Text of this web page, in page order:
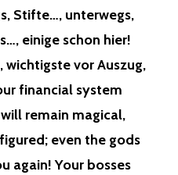
Stifte…, unterwegs,
einige schon hier!
vor Auszug,
financial system
remain magical,
even the gods
again! Your bosses